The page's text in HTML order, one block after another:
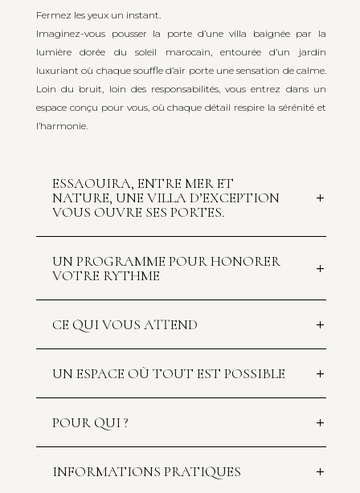
Fermez les yeux un instant.
Imaginez-vous pousser la porte d’une villa baignée par la
lumière dorée du soleil marocain, entourée d’un jardin
luxuriant où chaque souffle d’air porte une sensation de calme.
Loin du bruit, loin des responsabilités, vous entrez dans un
espace conçu pour vous, où chaque détail respire la sérénité et
l’harmonie.
ESSAOUIRA, ENTRE MER ET
NATURE, UNE VILLA D’EXCEPTION
VOUS OUVRE SES PORTES.
UN PROGRAMME POUR HONORER
VOTRE RYTHME
CE QUI VOUS ATTEND
UN ESPACE OÙ TOUT EST POSSIBLE
POUR QUI ?
INFORMATIONS PRATIQUES